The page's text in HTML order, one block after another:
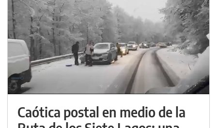
Caótica postal en medio de la